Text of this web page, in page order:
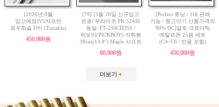
[2026년 8월
입고예정]V5치프턴
로우휘슬 D키 (Tunable)
450,000원
[79] [5월 26일 신규입고
완료/ 무라마츠 PK 524와
동일/ FT-250CD350 /
픽보이(PICKBOY) 지휘봉
38cm(13.8") Maple 샤프트
60,000원
[Perfect 튜닝 / 1대 판매
가능 / 중고악기 신품가격의
80% DC]알토 크로마틱
메탈로폰 25음 세트
(C4~C6 / 반음 포함)
450,000원
더보기